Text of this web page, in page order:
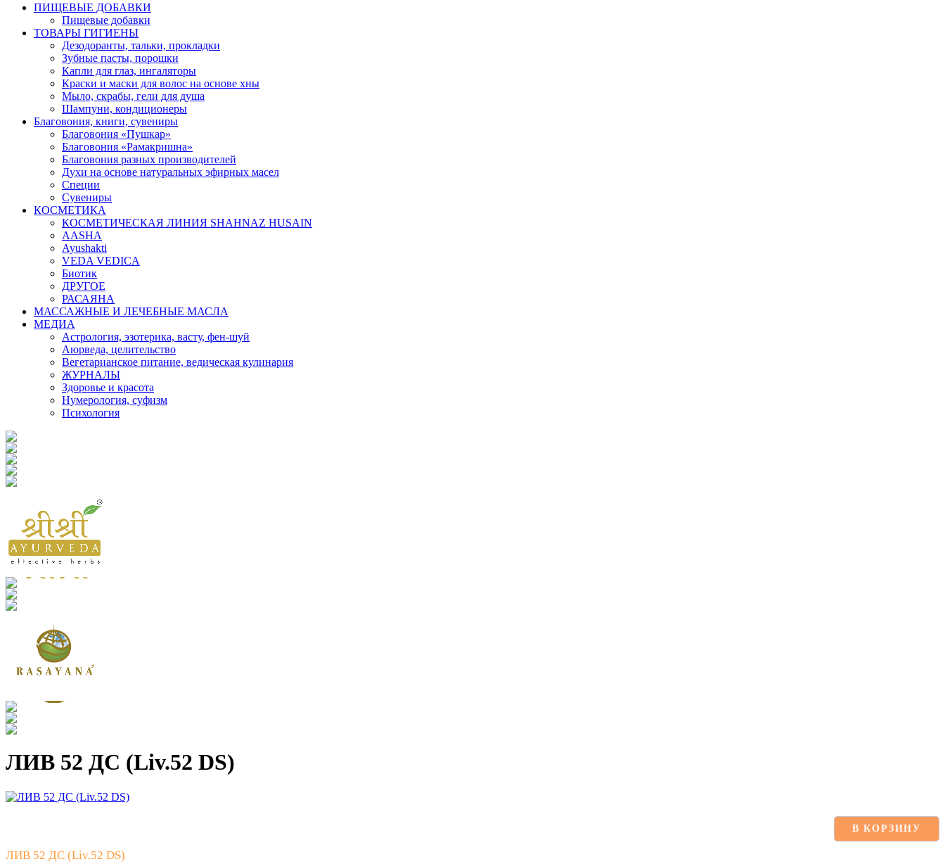
ПИЩЕВЫЕ ДОБАВКИ
Пищевые добавки
ТОВАРЫ ГИГИЕНЫ
Дезодоранты, тальки, прокладки
Зубные пасты, порошки
Капли для глаз, ингаляторы
Краски и маски для волос на основе хны
Мыло, скрабы, гели для душа
Шампуни, кондиционеры
Благовония, книги, сувениры
Благовония «Пушкар»
Благовония «Рамакришна»
Благовония разных производителей
Духи на основе натуральных эфирных масел
Специи
Сувениры
КОСМЕТИКА
КОСМЕТИЧЕСКАЯ ЛИНИЯ SHAHNAZ HUSAIN
AASHA
Ayushakti
VEDA VEDICA
Биотик
ДРУГОЕ
РАСАЯНА
МАССАЖНЫЕ И ЛЕЧЕБНЫЕ МАСЛА
МЕДИА
Астрология, эзотерика, васту, фен-шуй
Аюрведа, целительство
Вегетарианское питание, ведическая кулинария
ЖУРНАЛЫ
Здоровье и красота
Нумерология, суфизм
Психология
ЛИВ 52 ДС (Liv.52 DS)
В КОРЗИНУ
ЛИВ 52 ДС (Liv.52 DS)